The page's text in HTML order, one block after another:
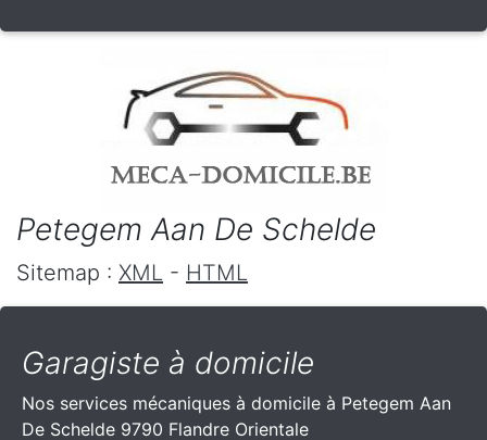
Petegem Aan De Schelde
Sitemap : XML - HTML
Garagiste à domicile
Nos services mécaniques à domicile à Petegem Aan
De Schelde 9790 Flandre Orientale